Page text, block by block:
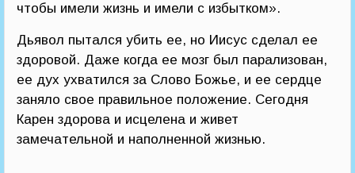
чтобы имели жизнь и имели с избытком».
Дьявол пытался убить ее, но Иисус сделал ее
здоровой. Даже когда ее мозг был парализован,
ее дух ухватился за Слово Божье, и ее сердце
заняло свое правильное положение. Сегодня
Карен здорова и исцелена и живет
замечательной и наполненной жизнью.